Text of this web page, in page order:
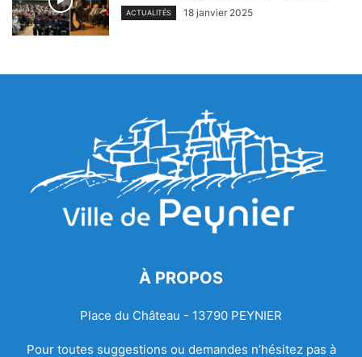
ACTUALITÉS 18 janvier 2025
À PROPOS
Place du Château - 13790 PEYNIER
Pour toutes suggestions ou demandes n’hésitez pas à